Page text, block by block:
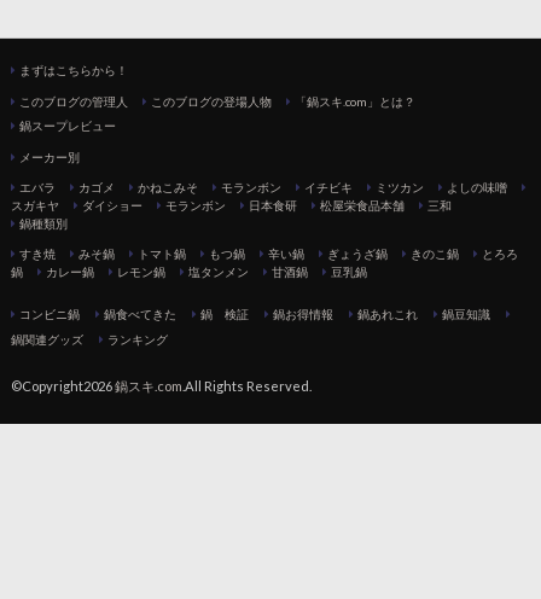
まずはこちらから！
このブログの管理人 このブログの登場人物
「鍋スキ.com」とは？
鍋スープレビュー
メーカー別
エバラ カゴメ かねこみそ モランボン イチビキ ミツカン
よしの味噌
スガキヤ
ダイショー モランボン 日本食研 松屋栄食品本舗
三和
鍋種類別
すき焼 みそ鍋 トマト鍋 もつ鍋 辛い鍋 ぎょうざ鍋 きのこ鍋
とろろ
鍋
カレー鍋 レモン鍋 塩タンメン 甘酒鍋 豆乳鍋
コンビニ鍋 鍋食べてきた 鍋 検証 鍋お得情報 鍋あれこれ
鍋豆知識
鍋関連グッズ
ランキング
©Copyright2026鍋スキ.com .All Rights Reserved.